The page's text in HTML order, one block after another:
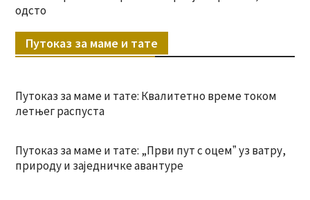
одсто
Путоказ за маме и тате
Путоказ за маме и тате: Квалитетно време током
летњег распуста
Путоказ за маме и тате: „Први пут с оцемˮ уз ватру,
природу и заједничке авантуре